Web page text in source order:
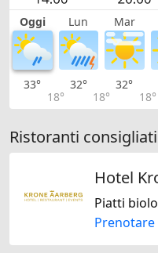
Oggi Lun Mar
33°
18°
32°
18°
32°
18°
Ristoranti consigliati
Hotel